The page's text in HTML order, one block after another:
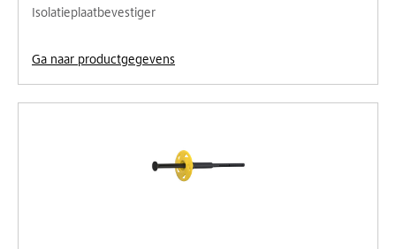
Isolatieplaatbevestiger
Ga naar productgegevens